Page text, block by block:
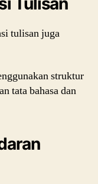
tulisan juga
struktur
tata bahasa dan